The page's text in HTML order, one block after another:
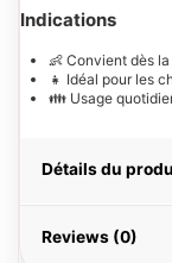
Indications
👶 Convient dès
👧 Idéal pour les
👪 Usage
Détails du
Reviews (0)